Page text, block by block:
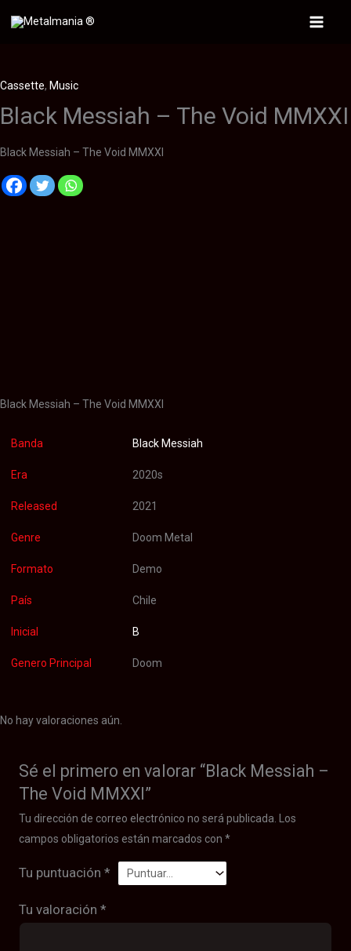
Main
Cassette, Music
Black Messiah – The Void MMXXI
Black Messiah – The Void MMXXI
Black Messiah – The Void MMXXI
Banda Black Messiah
Era 2020s
Released 2021
Genre Doom Metal
Formato Demo
País Chile
Inicial B
Genero Principal Doom
No hay valoraciones aún.
Sé el primero en valorar “Black Messiah –
The Void MMXXI”
Tu dirección de correo electrónico no será publicada.
Los
campos obligatorios están marcados con*
Tu puntuación*
Tu valoración*